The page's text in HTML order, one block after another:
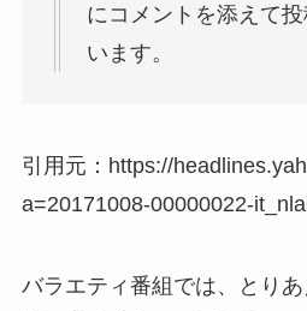
にコメントを添えて
います。
引用元：https://
a=20171008-00000022-
バラエティ番組では、とり